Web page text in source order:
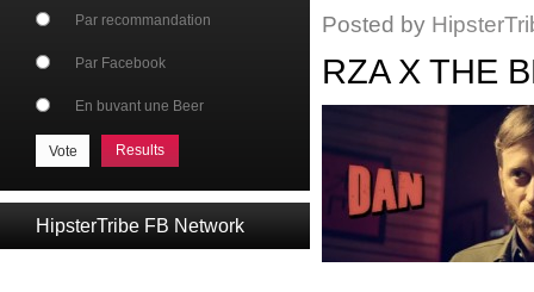
Par recommandation
Par Facebook
En buvant une Beer
Results
HipsterTribe FB Network
Posted by
RZA X THE